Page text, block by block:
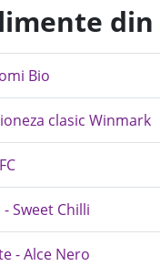
din
Bio
clasic Winmark
Sweet Chilli
- Alce Nero